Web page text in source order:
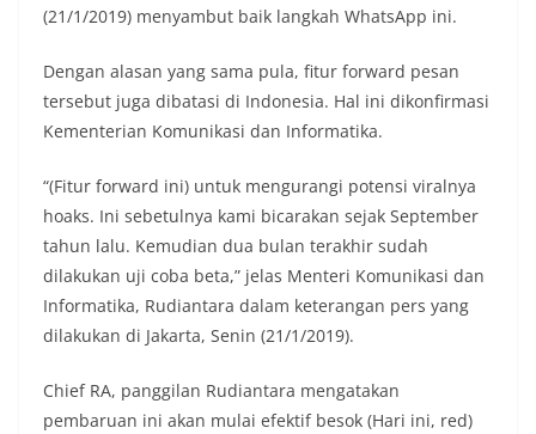
(21/1/2019) menyambut baik langkah WhatsApp ini.
Dengan alasan yang sama pula, fitur forward pesan
tersebut juga dibatasi di Indonesia. Hal ini dikonfirmasi
Kementerian Komunikasi dan Informatika.
“(Fitur forward ini) untuk mengurangi potensi viralnya
hoaks. Ini sebetulnya kami bicarakan sejak September
tahun lalu. Kemudian dua bulan terakhir sudah
dilakukan uji coba beta,” jelas Menteri Komunikasi dan
Informatika, Rudiantara dalam keterangan pers yang
dilakukan di Jakarta, Senin (21/1/2019).
Chief RA, panggilan Rudiantara mengatakan
pembaruan ini akan mulai efektif besok (Hari ini, red)